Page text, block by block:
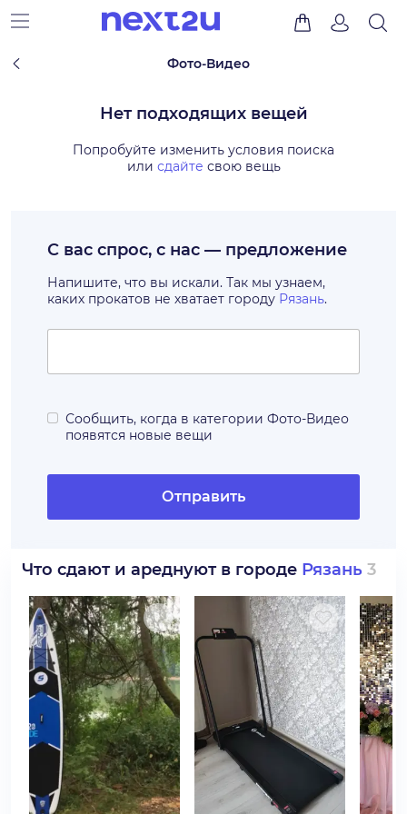
Фото-Видео
Нет подходящих вещей
Попробуйте изменить условия поиска
или сдайте свою вещь
С вас спрос, с нас — предложение
Напишите, что вы искали. Так мы узнаем,
каких прокатов не хватает городу Рязань.
Сообщить, когда в категории Фото-Видео
появятся новые вещи
Отправить
Что сдают и ареднуют в городе Рязань 3